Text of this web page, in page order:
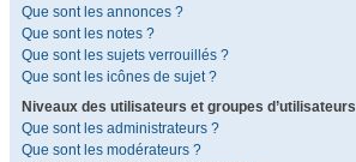
Que sont les annonces ?
Que sont les notes ?
Que sont les sujets verrouillés ?
Que sont les icônes de sujet ?
Niveaux des utilisateurs et groupes d’utilisateurs
Que sont les administrateurs ?
Que sont les modérateurs ?